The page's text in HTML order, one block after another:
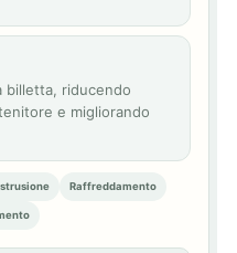
billetta, riducendo
e migliorando
Raffreddamento